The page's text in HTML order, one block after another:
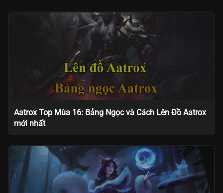
Aatrox Top Mùa 16: Bảng Ngọc và Cách Lên Đồ Aatrox
mới nhất